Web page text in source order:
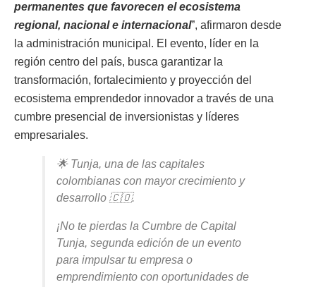
permanentes que favorecen el ecosistema
regional, nacional e internacional”, afirmaron desde
la administración municipal. El evento, líder en la
región centro del país, busca garantizar la
transformación, fortalecimiento y proyección del
ecosistema emprendedor innovador a través de una
cumbre presencial de inversionistas y líderes
empresariales.
🌟 Tunja, una de las capitales
colombianas con mayor crecimiento y
desarrollo 🇨🇴.
¡No te pierdas la Cumbre de Capital
Tunja, segunda edición de un evento
para impulsar tu empresa o
emprendimiento con oportunidades de